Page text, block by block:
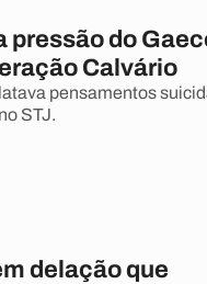
pressão do
Calvário
pensamentos
STJ.
delação que